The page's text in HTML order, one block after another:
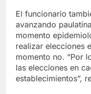
El funcionario
avanzando
momento
realizar elecciones
momento no. “Por
las elecciones en
establecimientos”,